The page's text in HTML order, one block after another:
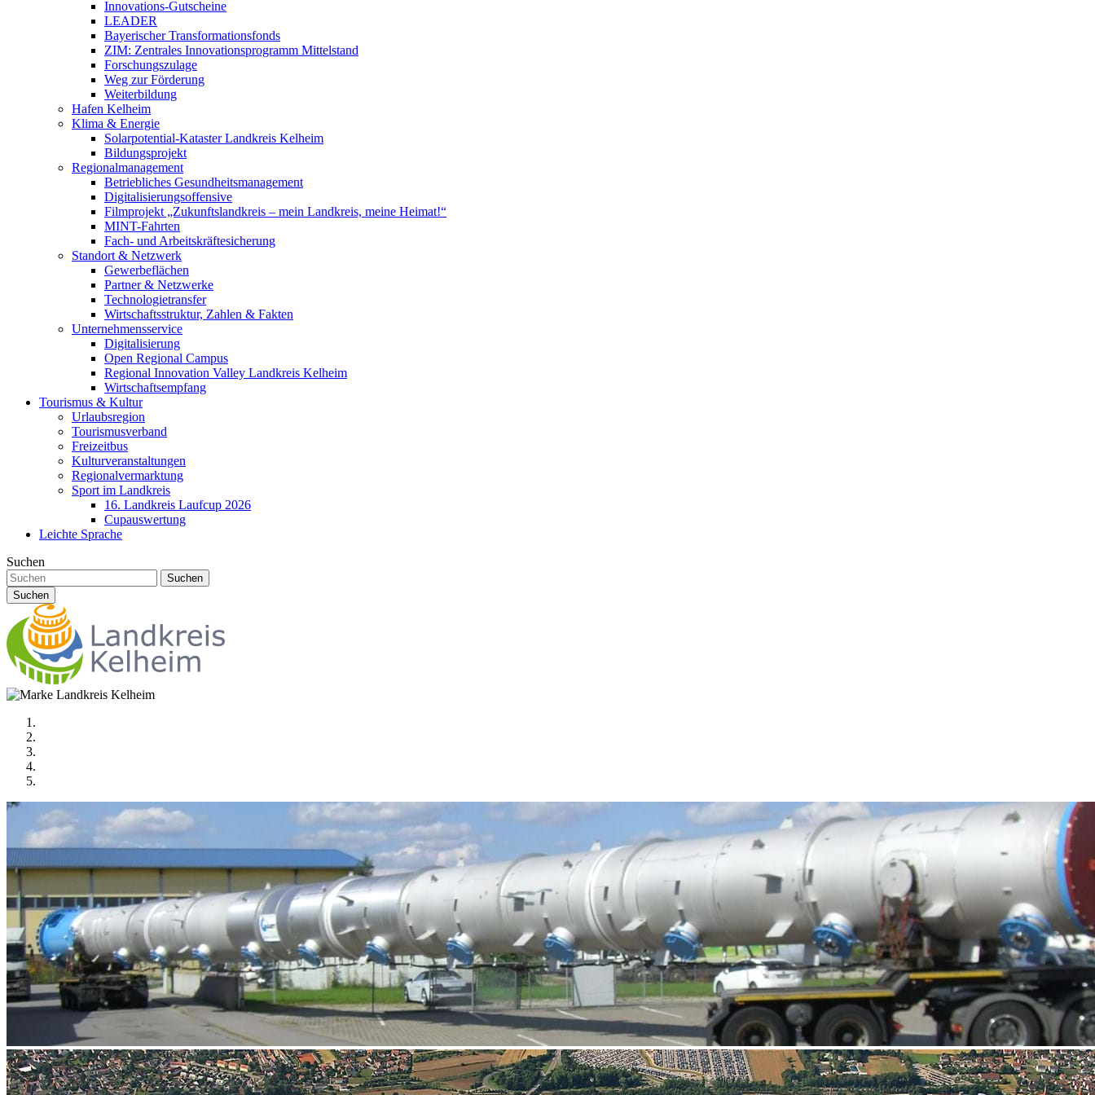
Innovations-Gutscheine
LEADER
Bayerischer Transformationsfonds
ZIM: Zentrales Innovationsprogramm Mittelstand
Forschungszulage
Weg zur Förderung
Weiterbildung
Hafen Kelheim
Klima & Energie
Solarpotential-Kataster Landkreis Kelheim
Bildungsprojekt
Regionalmanagement
Betriebliches Gesundheitsmanagement
Digitalisierungsoffensive
Filmprojekt „Zukunftslandkreis – mein Landkreis, meine Heimat!“
MINT-Fahrten
Fach- und Arbeitskräftesicherung
Standort & Netzwerk
Gewerbeflächen
Partner & Netzwerke
Technologietransfer
Wirtschaftsstruktur, Zahlen & Fakten
Unternehmensservice
Digitalisierung
Open Regional Campus
Regional Innovation Valley Landkreis Kelheim
Wirtschaftsempfang
Tourismus & Kultur
Urlaubsregion
Tourismusverband
Freizeitbus
Kulturveranstaltungen
Regionalvermarktung
Sport im Landkreis
16. Landkreis Laufcup 2026
Cupauswertung
Leichte Sprache
Suchen
Suchen
Suchen